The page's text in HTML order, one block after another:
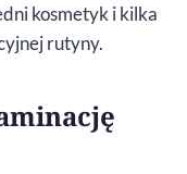
kosmetyk i kilka
rutyny.